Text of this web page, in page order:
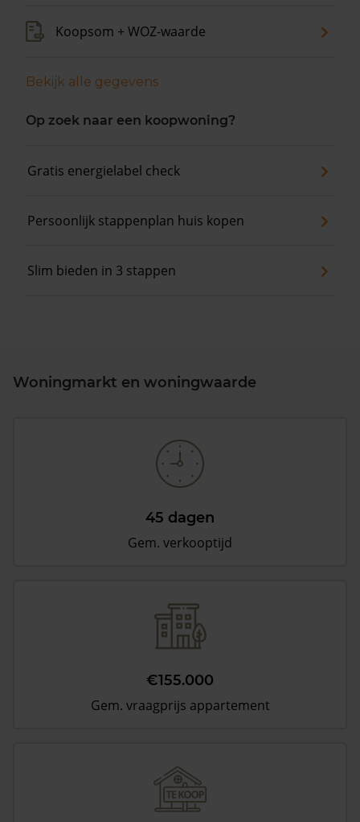
Koopsom + WOZ-waarde
Bekijk alle gegevens
Op zoek naar een koopwoning?
Gratis energielabel check
Persoonlijk stappenplan huis kopen
Slim bieden in 3 stappen
Woningmarkt en woningwaarde
45 dagen
Gem. verkooptijd
€155.000
Gem. vraagprijs appartement